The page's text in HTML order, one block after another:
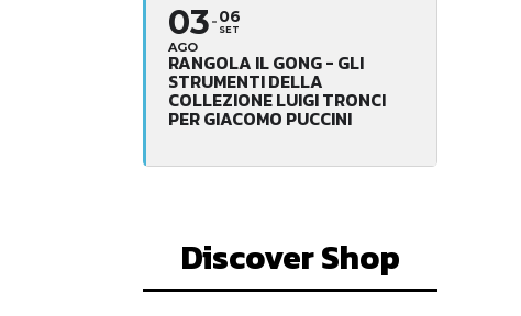
03
AGO
06
SET
RANGOLA IL GONG - GLI
STRUMENTI DELLA
COLLEZIONE LUIGI TRONCI
PER GIACOMO PUCCINI
Discover Shop